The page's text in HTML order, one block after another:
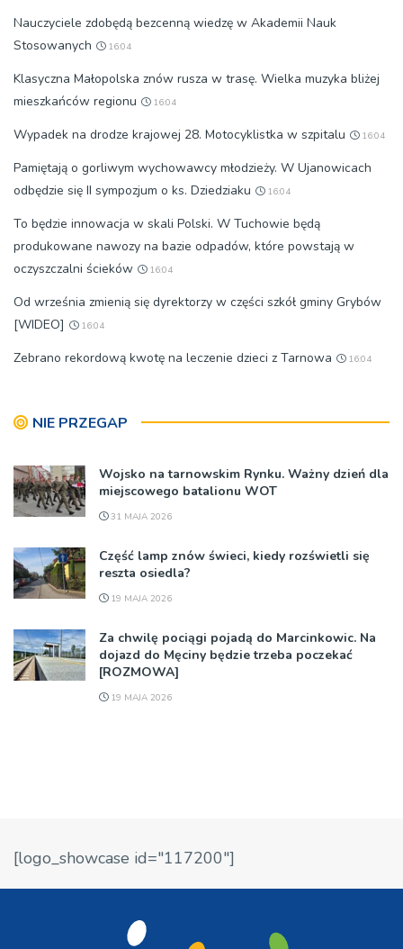
Nauczyciele zdobędą bezcenną wiedzę w Akademii Nauk
Stosowanych
16:04
Klasyczna Małopolska znów rusza w trasę. Wielka muzyka bliżej
mieszkańców regionu
16:04
Wypadek na drodze krajowej 28. Motocyklistka w szpitalu 16:04
Pamiętają o gorliwym wychowawcy młodzieży. W Ujanowicach
odbędzie się II sympozjum o ks. Dziedziaku
16:04
To będzie innowacja w skali Polski. W Tuchowie będą
produkowane nawozy na bazie odpadów, które powstają w
oczyszczalni ścieków
16:04
Od września zmienią się dyrektorzy w części szkół gminy Grybów
[WIDEO]
16:04
Zebrano rekordową kwotę na leczenie dzieci z Tarnowa 16:04
NIE PRZEGAP
Wojsko na tarnowskim Rynku. Ważny dzień dla
miejscowego batalionu WOT
31 MAJA 2026
Część lamp znów świeci, kiedy rozświetli się
reszta osiedla?
19 MAJA 2026
Za chwilę pociągi pojadą do Marcinkowic. Na
dojazd do Męciny będzie trzeba poczekać
[ROZMOWA]
19 MAJA 2026
[logo_showcase id="117200"]